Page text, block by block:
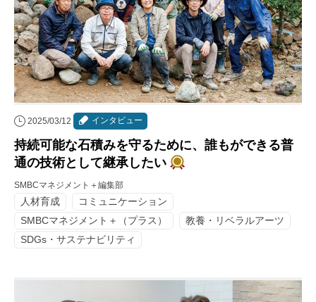
2025/03/12 インタビュー
持続可能な石積みを守るために、誰もができる普
通の技術として継承したい
SMBCマネジメント＋編集部
人材育成
コミュニケーション
SMBCマネジメント＋（プラス）
教養・リベラルアーツ
SDGs・サステナビリティ